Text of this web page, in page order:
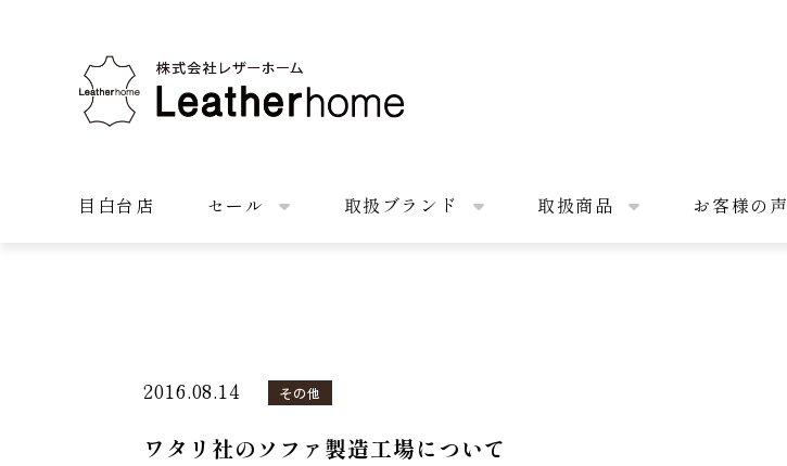
株式会社レザーホーム
目白台店 セール 取扱ブランド 取扱商品 お客様の声
2016.08.14 その他
ワタリ社のソファ製造工場について